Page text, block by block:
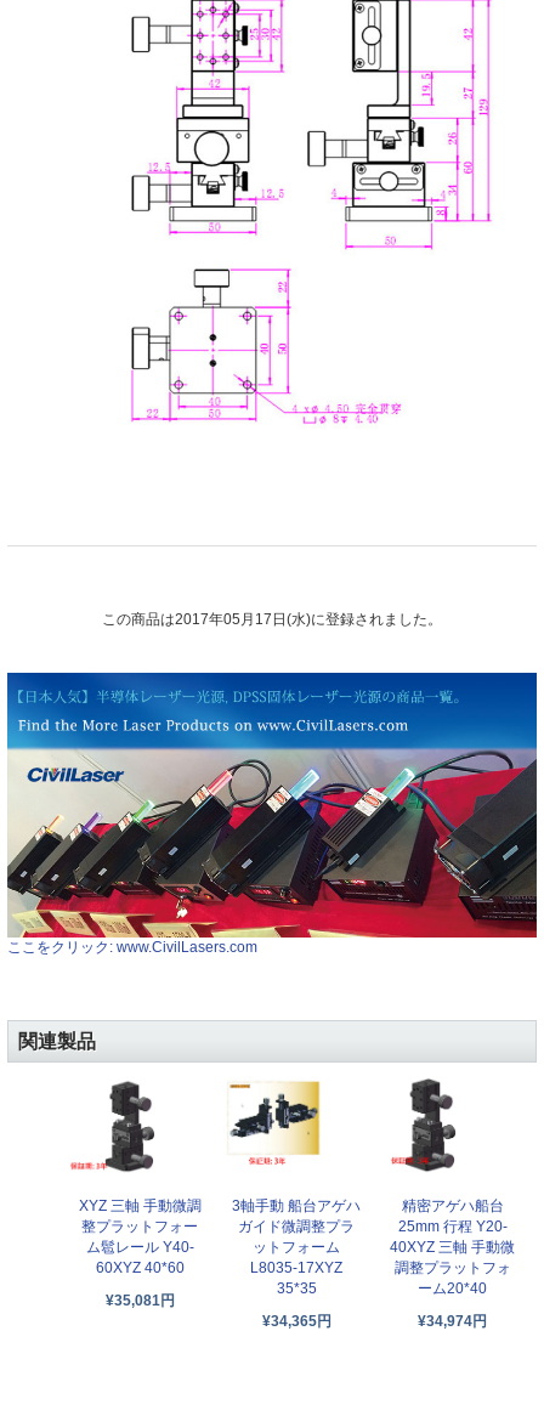
この商品は2017年05月17日(水)に登録されました。
ここをクリック: www.CivilLasers.com
関連製品
XYZ 三軸 手動微調
整プラットフォー
ム髱レール Y40-
60XYZ 40*60
¥35,081円
3軸手動 船台アゲハ
ガイド微調整プラ
ットフォーム
L8035-17XYZ
35*35
¥34,365円
精密アゲハ船台
25mm 行程 Y20-
40XYZ 三軸 手動微
調整プラットフォ
ーム20*40
¥34,974円